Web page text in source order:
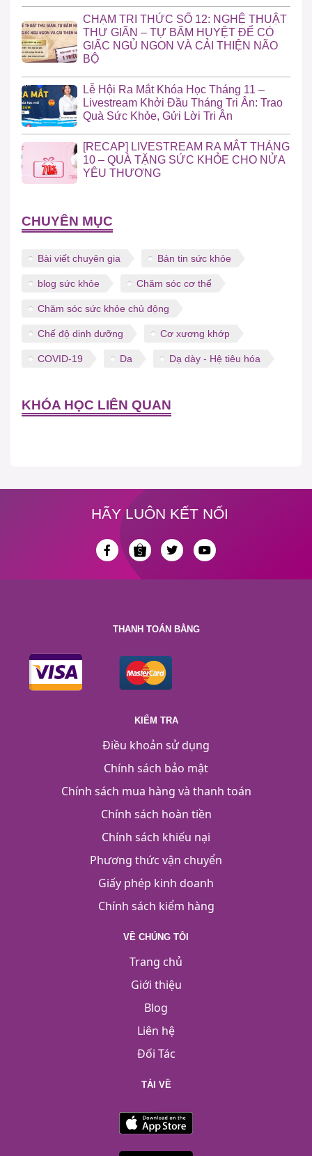
CHẠM TRI THỨC SỐ 12: NGHỆ THUẬT
THƯ GIÃN – TỰ BẤM HUYỆT ĐỂ CÓ
GIẤC NGỦ NGON VÀ CẢI THIỆN NÃO
BỘ
Lễ Hội Ra Mắt Khóa Học Tháng 11 –
Livestream Khởi Đầu Tháng Tri Ân: Trao
Quà Sức Khỏe, Gửi Lời Tri Ân
[RECAP] LIVESTREAM RA MẮT THÁNG
10 – QUÀ TẶNG SỨC KHỎE CHO NỬA
YÊU THƯƠNG
CHUYÊN MỤC
Bài viết chuyên gia Bản tin sức khỏe
blog sức khỏe Chăm sóc cơ thể
Chăm sóc sức khỏe chủ động
Chế độ dinh dưỡng Cơ xương khớp
COVID-19 Da Dạ dày - Hệ tiêu hóa
KHÓA HỌC LIÊN QUAN
HÃY LUÔN KẾT NỐI
THANH TOÁN BẰNG
KIỂM TRA
Điều khoản sử dụng
Chính sách bảo mật
Chính sách mua hàng và thanh toán
Chính sách hoàn tiền
Chính sách khiếu nại
Phương thức vận chuyển
Giấy phép kinh doanh
Chính sách kiểm hàng
VỀ CHÚNG TÔI
Trang chủ
Giới thiệu
Blog
Liên hệ
Đối Tác
TẢI VỀ